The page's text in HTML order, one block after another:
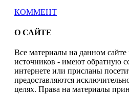
КОММЕНТ
О САЙТЕ
Все материалы на данном
источников - имеют обратную
интернете или присланы
предоставляются
целях. Права на материалы